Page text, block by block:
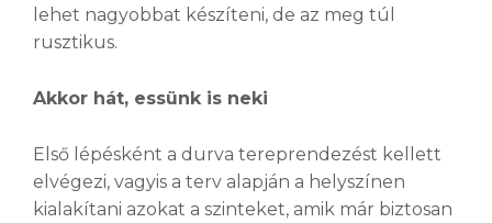
lehet nagyobbat készíteni, de az meg túl
rusztikus.
Akkor hát, essünk is neki
Első lépésként a durva tereprendezést kellett
elvégezi, vagyis a terv alapján a helyszínen
kialakítani azokat a szinteket, amik már biztosan